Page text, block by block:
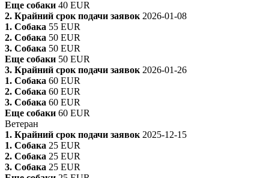
Еще собаки 40 EUR
2. Крайний срок подачи заявок 2026-01-08
1. Собака 55 EUR
2. Собака 50 EUR
3. Собака 50 EUR
Еще собаки 50 EUR
3. Крайний срок подачи заявок 2026-01-26
1. Собака 60 EUR
2. Собака 60 EUR
3. Собака 60 EUR
Еще собаки 60 EUR
Ветеран
1. Крайний срок подачи заявок 2025-12-15
1. Собака 25 EUR
2. Собака 25 EUR
3. Собака 25 EUR